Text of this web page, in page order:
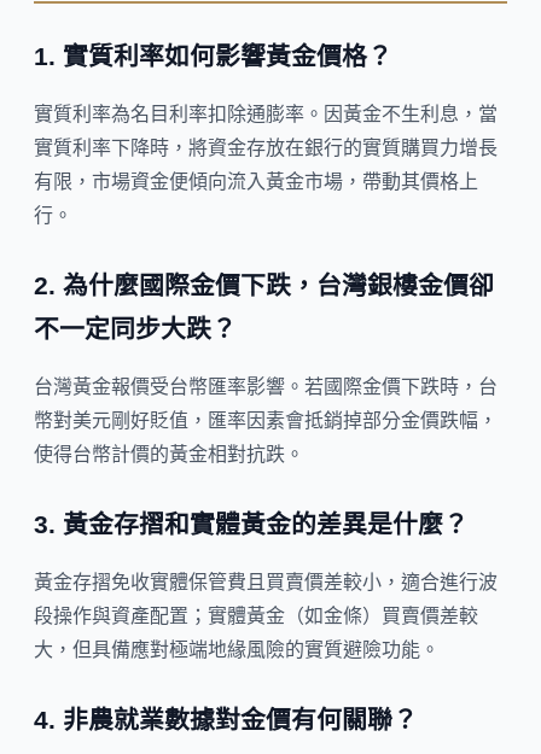
1. 實質利率如何影響黃金價格？
實質利率為名目利率扣除通膨率。因黃金不生利息，當
實質利率下降時，將資金存放在銀行的實質購買力增長
有限，市場資金便傾向流入黃金市場，帶動其價格上
行。
2. 為什麼國際金價下跌，台灣銀樓金價卻
不一定同步大跌？
台灣黃金報價受台幣匯率影響。若國際金價下跌時，台
幣對美元剛好貶值，匯率因素會抵銷掉部分金價跌幅，
使得台幣計價的黃金相對抗跌。
3. 黃金存摺和實體黃金的差異是什麼？
黃金存摺免收實體保管費且買賣價差較小，適合進行波
段操作與資產配置；實體黃金（如金條）買賣價差較
大，但具備應對極端地緣風險的實質避險功能。
4. 非農就業數據對金價有何關聯？